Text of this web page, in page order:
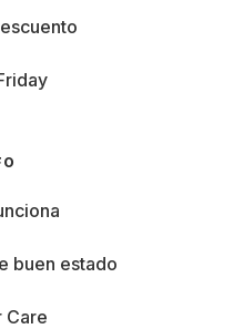
buen estado
Care